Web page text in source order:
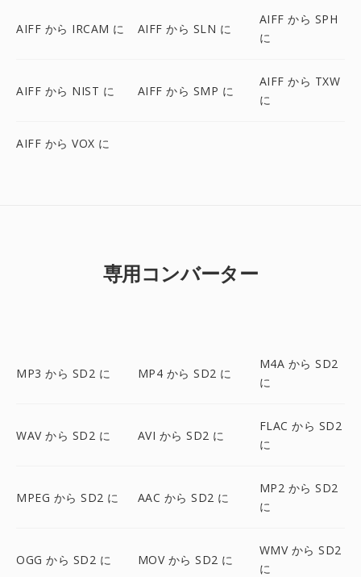
AIFF から IRCAM に AIFF から SLN に
AIFF から SPH
に
AIFF から NIST に AIFF から SMP に
AIFF から TXW
に
AIFF から VOX に
専用コンバーター
MP3 から SD2 に MP4 から SD2 に
M4A から SD2
に
WAV から SD2 に AVI から SD2 に
FLAC から SD2
に
MPEG から SD2 に AAC から SD2 に
MP2 から SD2
に
OGG から SD2 に MOV から SD2 に
WMV から SD2
に